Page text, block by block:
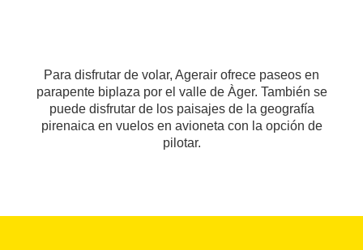
Para disfrutar de volar, Agerair ofrece paseos en
parapente biplaza por el valle de Àger. También se
puede disfrutar de los paisajes de la geografía
pirenaica en vuelos en avioneta con la opción de
pilotar.